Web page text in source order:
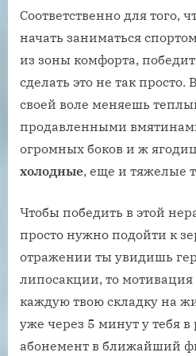
Соответственно для того,
начать заниматься
из зоны комфорта,
сделать это не так просто.
своей воле меняешь
продавленными
огромных боков и ж
холодные, еще и тяжелые
Чтобы победить в этой
просто нужно подойти к
отражении ты увидишь
липосакции, то
каждую твою складку на
уже через 5 минут у тебя
абонемент в ближайший